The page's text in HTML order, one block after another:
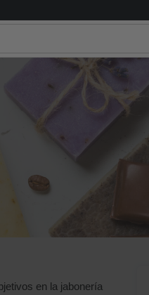
en la jabonería